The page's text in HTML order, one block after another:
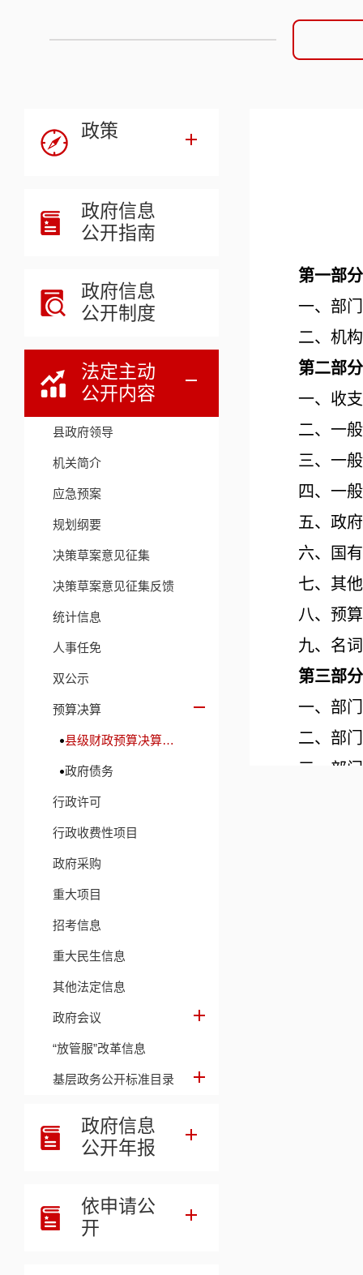
政策
政府信息
公开指南
政府信息
公开制度
法定主动
公开内容
县政府领导
机关简介
应急预案
规划纲要
决策草案意见征集
决策草案意见征集反馈
统计信息
人事任免
双公示
预算决算
县级财政预算决算及财政收支信息
政府债务
行政许可
行政收费性项目
政府采购
重大项目
招考信息
重大民生信息
其他法定信息
政府会议
“放管服”改革信息
基层政务公开标准目录
政府信息
公开年报
依申请公
开
第一部分
一、部门
二、机
第二部分
一、收
二、一
三、一
四、一
五、政
六、国
七、其
八、预
九、名
第三部分
一、部门
二、部门
三、部门